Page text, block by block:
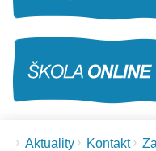
Aktuality Kontakt